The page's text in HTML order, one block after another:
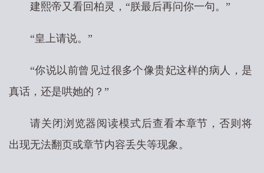
建熙帝又看回柏灵，“朕最后再问你一句。”
“皇上请说。”
“你说以前曾见过很多个像贵妃这样的病人，是
真话，还是哄她的？”
请关闭浏览器阅读模式后查看本章节，否则将
出现无法翻页或章节内容丢失等现象。